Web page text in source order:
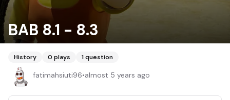
BAB 8.1 - 8.3
History 0 plays 1question
fatimahsiuti96•almost 5 years ago